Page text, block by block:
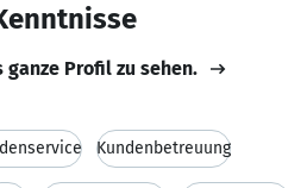
ganze Profil zu sehen.
Kundenbetreuung